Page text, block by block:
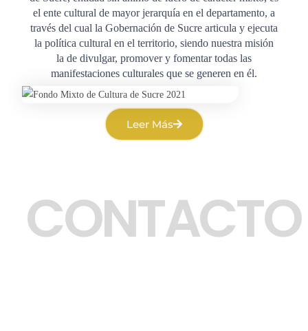
el ente cultural de mayor jerarquía en el departamento, a
través del cual la Gobernación de Sucre articula y ejecuta
la política cultural en el territorio, siendo nuestra misión
la de divulgar, promover y fomentar todas las
manifestaciones culturales que se generen en él.
Leer Más
CONTACTO